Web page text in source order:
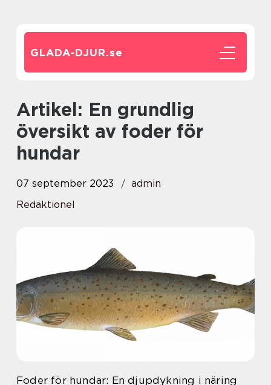
GLADA-DJUR.se
Artikel: En grundlig
översikt av foder för
hundar
07 september 2023
admin
Redaktionel
Foder för hundar: En djupdykning i näring